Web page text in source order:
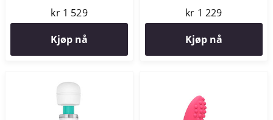
kr 1 529
Kjøp nå
kr 1 229
Kjøp nå